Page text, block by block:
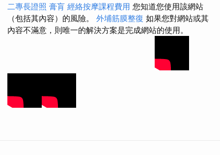
二專長證照 膏肓 經絡按摩課程費用 您知道您使用該網站
（包括其內容）的風險。 外埔筋膜整復 如果您對網站或其
內容不滿意，則唯一的解決方案是完成網站的使用。